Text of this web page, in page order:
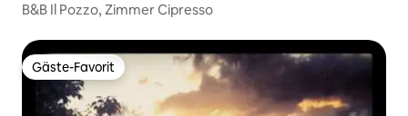
B&B Il Pozzo, Zimmer Cipresso
Gäste-Favorit
Gäste-Favorit